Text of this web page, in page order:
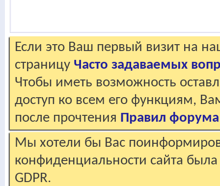
Если это Ваш первый визит на
страницу Часто задаваемых
Чтобы иметь возможность
доступ ко всем его функциям,
после прочтения Правил форума
Мы хотели бы Вас
конфиденциальности сайта
GDPR.